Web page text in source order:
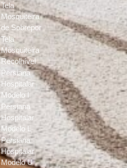
Tela
Mosquiteira
de Sobrepor
Tela
Mosquiteira
Recolhível
Persiana
Hospitalar
Modelo I
Persiana
Hospitalar
Modelo L
Persiana
Hospitalar
Modelo U